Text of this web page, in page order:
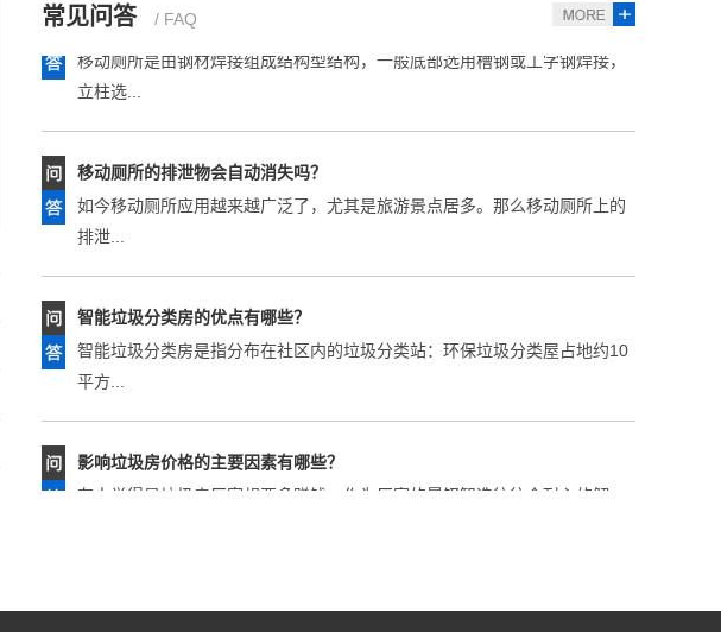
常见问答 / FAQ
移动厕所是由钢材焊接组成结构型结构，一般底部选用槽钢或工字钢焊接，
排泄...
平方...
释，由于...